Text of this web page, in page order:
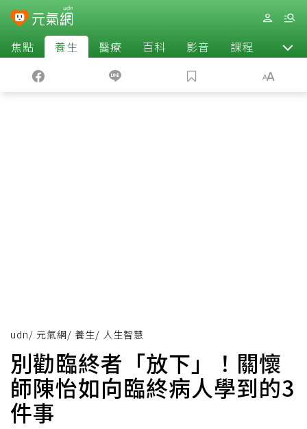
焦點 養生 醫療 百科 影音 課程 退休
udn/ 元氣網/ 養生/ 人生智慧
別勸臨終者「放下」！關懷
師陳怡如向臨終病人學到的3
件事